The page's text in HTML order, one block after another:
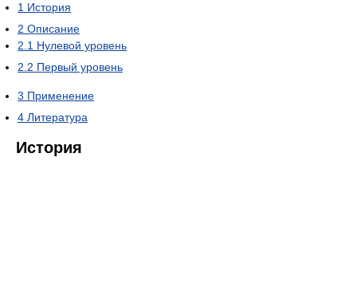
1 История
2 Описание
2.1 Нулевой уровень
2.2 Первый уровень
3 Применение
4 Литература
История